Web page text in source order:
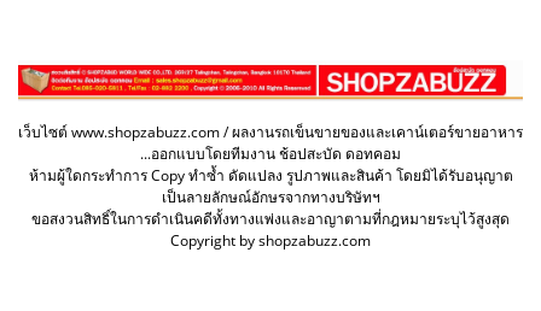
เว็บไซต์ www.shopzabuzz.com / ผลงานรถเข็นขายของและเคาน์เตอร์ขายอาหาร
...ออกแบบโดยทีมงาน ช้อปสะบัด ดอทคอม
ห้ามผู้ใดกระทำการ Copy ทำซ้ำ ดัดแปลง รูปภาพและสินค้า โดยมิได้รับอนุญาต
เป็นลายลักษณ์อักษรจากทางบริษัทฯ
ขอสงวนสิทธิ์ในการดำเนินคดีทั้งทางแพ่งและอาญาตามที่กฎหมายระบุไว้สูงสุด
Copyright by shopzabuzz.com